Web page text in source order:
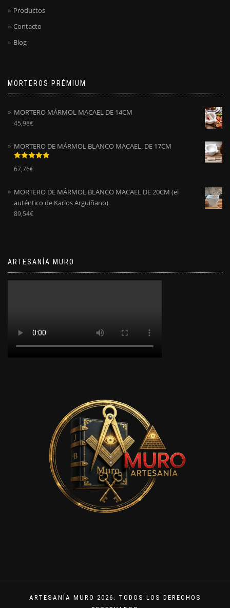
Productos
Contacto
Blog
MORTEROS PRÉMIUM
MORTERO MÁRMOL MACAEL DE 14CM
45,98€
MORTERO DE MÁRMOL BLANCO MACAEL. DE 17CM
Valorado
con5.00
67,76€
MORTERO DE MÁRMOL BLANCO MACAEL DE 20CM (el
auténtico de Karlos Arguiñano)
89,54€
ARTESANÍA MURO
ARTESANÍA MURO 2026. TODOS LOS DERECHOS